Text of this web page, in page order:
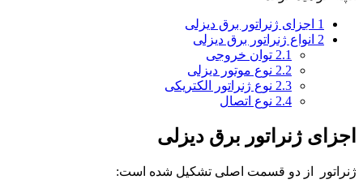
1 اجزای ژنراتور برق دیزلی
2 انواع ژنراتور برق دیزلی
2.1 توان خروجی
2.2 نوع موتور دیزلی
2.3 نوع ژنراتور الکتریکی
2.4 نوع اتصال
اجزای ژنراتور برق دیزلی
ژنراتور از دو قسمت اصلی تشکیل شده است: